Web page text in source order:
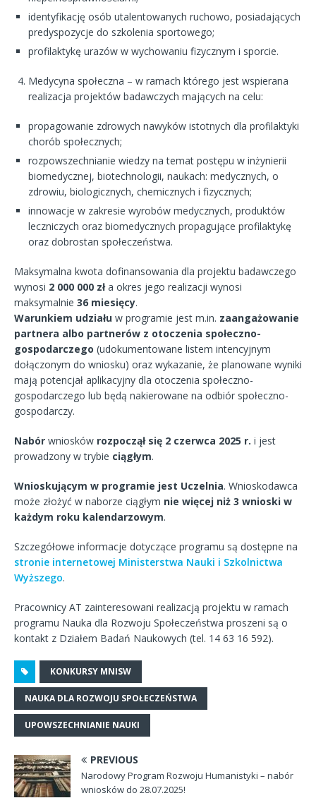
identyfikację osób utalentowanych ruchowo, posiadających
predyspozycje do szkolenia sportowego;
profilaktykę urazów w wychowaniu fizycznym i sporcie.
Medycyna społeczna – w ramach którego jest wspierana
realizacja projektów badawczych mających na celu:
propagowanie zdrowych nawyków istotnych dla profilaktyki
chorób społecznych;
rozpowszechnianie wiedzy na temat postępu w inżynierii
biomedycznej, biotechnologii, naukach: medycznych, o
zdrowiu, biologicznych, chemicznych i fizycznych;
innowacje w zakresie wyrobów medycznych, produktów
leczniczych oraz biomedycznych propagujące profilaktykę
oraz dobrostan społeczeństwa.
Maksymalna kwota dofinansowania dla projektu badawczego
wynosi 2 000 000 zła okres jego realizacji wynosi
maksymalnie 36 miesięcy.
Warunkiem udziału w programie jest m.in. zaangażowanie
partnera albo partnerów z otoczenia społeczno-
gospodarczego (udokumentowane listem intencyjnym
dołączonym do wniosku) oraz wykazanie, że planowane wyniki
mają potencjał aplikacyjny dla otoczenia społeczno-
gospodarczego lub będą nakierowane na odbiór społeczno-
gospodarczy.
Nabór wniosków rozpoczął się 2 czerwca 2025 r. i jest
prowadzony w trybie ciągłym.
Wnioskującym w programie jest Uczelnia. Wnioskodawca
może złożyć w naborze ciągłym nie więcej niż 3 wnioski w
każdym roku kalendarzowym.
Szczegółowe informacje dotyczące programu są dostępne na
stronie internetowej Ministerstwa Nauki i Szkolnictwa
Wyższego.
Pracownicy AT zainteresowani realizacją projektu w ramach
programu Nauka dla Rozwoju Społeczeństwa proszeni są o
kontakt z Działem Badań Naukowych (tel. 14 63 16 592).
KONKURSY MNISW
NAUKA DLA ROZWOJU SPOŁECZEŃSTWA
UPOWSZECHNIANIE NAUKI
PREVIOUS
Narodowy Program Rozwoju Humanistyki – nabór
wniosków do 28.07.2025!